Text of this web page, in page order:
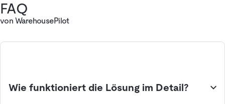
FAQ
von WarehousePilot
Wie funktioniert die Lösung im Detail?